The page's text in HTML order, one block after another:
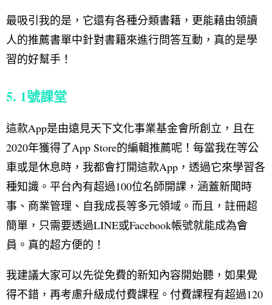
最吸引我的是，它還有各種分類書籍，更能藉由領讀
人的推薦書單中針對書籍來進行問答互動，真的是學
習的好幫手！
5. 1號課堂
這款App是由遠見天下文化事業基金會所創立，且在
2020年獲得了App Store的編輯推薦呢！每當我在等公
車或是休息時，我都會打開這款App，透過它來學習各
種知識。平台內有超過100位名師開課，涵蓋新聞時
事、商業管理、自我成長等多元領域。而且，註冊超
簡單，只需要透過LINE或Facebook帳號就能成為會
員。真的超方便的！
我建議大家可以先從免費的新知內容開始聽，如果覺
得不錯，再考慮升級成付費課程。付費課程有超過120